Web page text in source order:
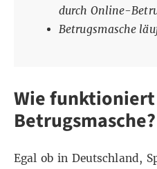
durch Online-
Betrugsmasche
Wie
Betrugsmasche?
Egal ob in Deutschland,